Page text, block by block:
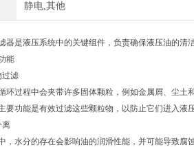
静电,其他
是液压系统中的关键组件，负责确保液压油的清洁
能
滤
过程中会夹带许多固体颗粒，例如金属屑、尘土
要功能是有效过滤这些颗粒物，以防止它们进入液
水分的存在会影响油的润滑性能，并可能导致腐